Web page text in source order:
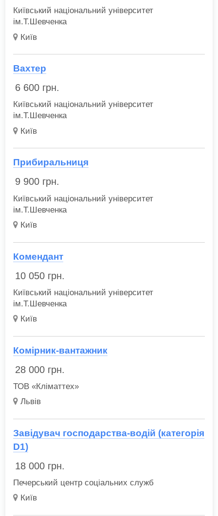
Київський національний університет
ім.Т.Шевченка
Київ
Вахтер
6 600 грн.
Київський національний університет
ім.Т.Шевченка
Київ
Прибиральниця
9 900 грн.
Київський національний університет
ім.Т.Шевченка
Київ
Комендант
10 050 грн.
Київський національний університет
ім.Т.Шевченка
Київ
Комірник-вантажник
28 000 грн.
ТОВ «Кліматтех»
Львів
Завідувач господарства-водій (категорія
D1)
18 000 грн.
Печерський центр соціальних служб
Київ